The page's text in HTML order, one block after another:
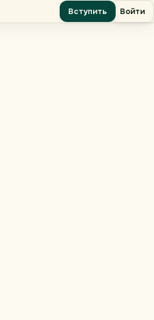
Вступить Войти